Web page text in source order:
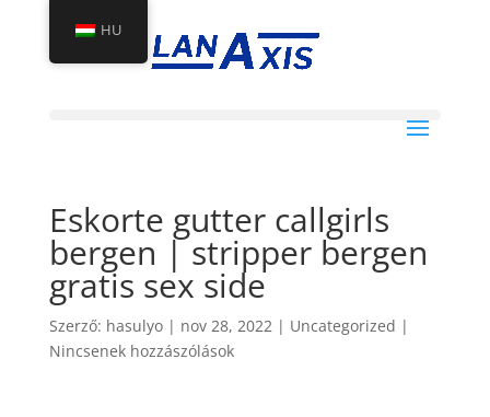
Eskorte gutter callgirls
bergen | stripper bergen
gratis sex side
Szerző: hasulyo| nov 28, 2022| Uncategorized |
Nincsenek hozzászólások
HU